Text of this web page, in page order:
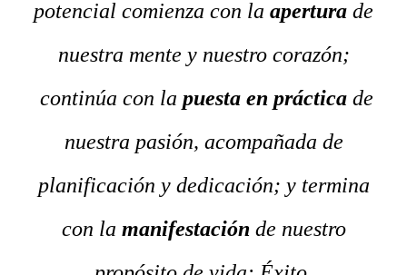
potencial comienza con la apertura de
nuestra mente y nuestro corazón;
continúa con la puesta en práctica de
nuestra pasión, acompañada de
planificación y dedicación; y termina
con la manifestación de nuestro